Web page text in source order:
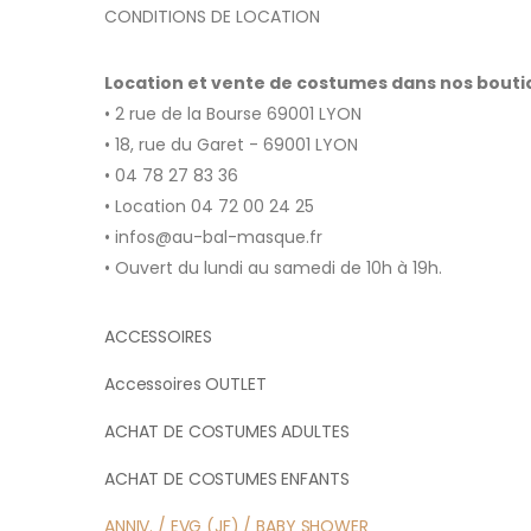
CONDITIONS DE LOCATION
Location et vente de costumes dans nos
• 2 rue de la Bourse 69001 LYON
• 18, rue du Garet - 69001 LYON
• 04 78 27 83 36
• Location 04 72 00 24 25
• infos@au-bal-masque.fr
• Ouvert du lundi au samedi de 10h à 19h.
ACCESSOIRES
Accessoires OUTLET
ACHAT DE COSTUMES ADULTES
ACHAT DE COSTUMES ENFANTS